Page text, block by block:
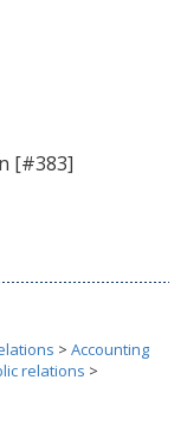
[#383]
> Accounting
relations >